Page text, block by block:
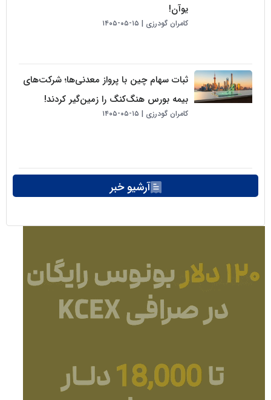
کامران گودرزی ۱۵-۰۵-۱۴۰۵
ثبات سهام چین با پرواز معدنی‌ها؛ شرکت‌های
بیمه بورس هنگ‌کنگ را زمین‌گیر کردند!
کامران گودرزی ۱۵-۰۵-۱۴۰۵
آرشیو خبر